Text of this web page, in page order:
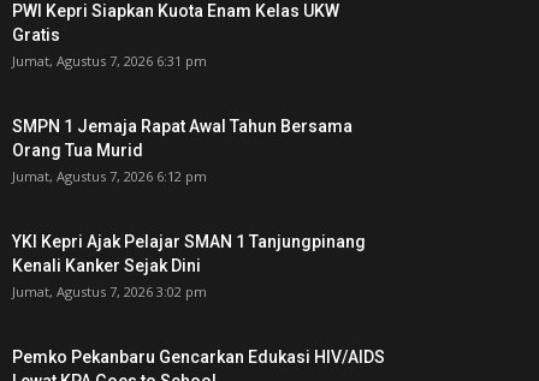
PWI Kepri Siapkan Kuota Enam Kelas UKW
Gratis
Jumat, Agustus 7, 2026 6:31 pm
SMPN 1 Jemaja Rapat Awal Tahun Bersama
Orang Tua Murid ‎
Jumat, Agustus 7, 2026 6:12 pm
YKI Kepri Ajak Pelajar SMAN 1 Tanjungpinang
Kenali Kanker Sejak Dini
Jumat, Agustus 7, 2026 3:02 pm
Pemko Pekanbaru Gencarkan Edukasi HIV/AIDS